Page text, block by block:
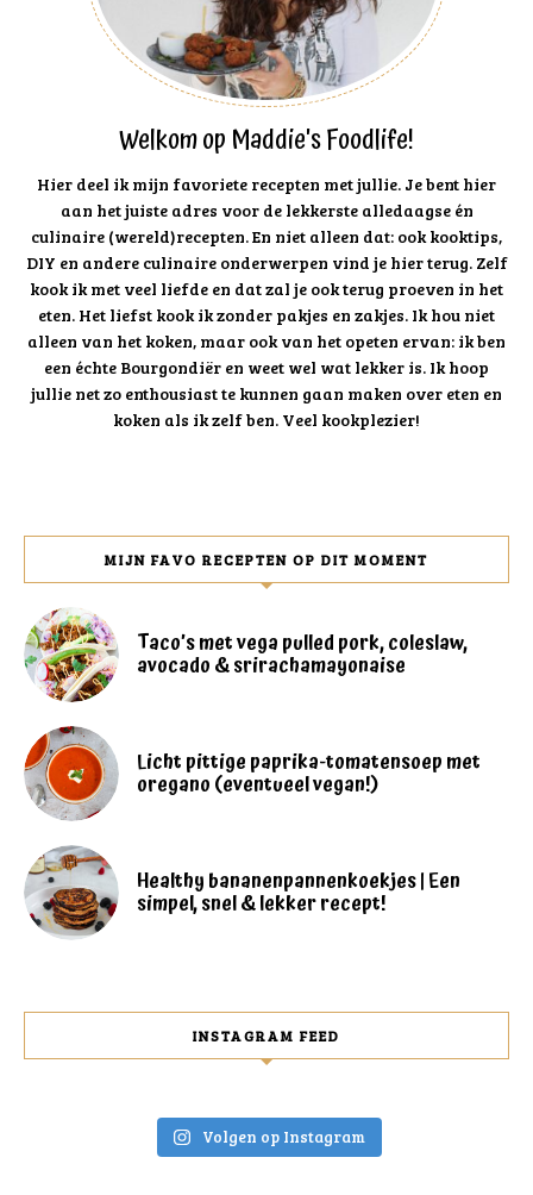
Welkom op Maddie's Foodlife!
Hier deel ik mijn favoriete recepten met jullie. Je bent hier
aan het juiste adres voor de lekkerste alledaagse én
culinaire (wereld)recepten. En niet alleen dat: ook kooktips,
DIY en andere culinaire onderwerpen vind je hier terug. Zelf
kook ik met veel liefde en dat zal je ook terug proeven in het
eten. Het liefst kook ik zonder pakjes en zakjes. Ik hou niet
alleen van het koken, maar ook van het opeten ervan: ik ben
een échte Bourgondiër en weet wel wat lekker is. Ik hoop
jullie net zo enthousiast te kunnen gaan maken over eten en
koken als ik zelf ben. Veel kookplezier!
MIJN FAVO RECEPTEN OP DIT MOMENT
Taco’s met vega pulled pork, coleslaw,
avocado & srirachamayonaise
Licht pittige paprika-tomatensoep met
oregano (eventueel vegan!)
Healthy bananenpannenkoekjes | Een
simpel, snel & lekker recept!
INSTAGRAM FEED
Volgen op Instagram